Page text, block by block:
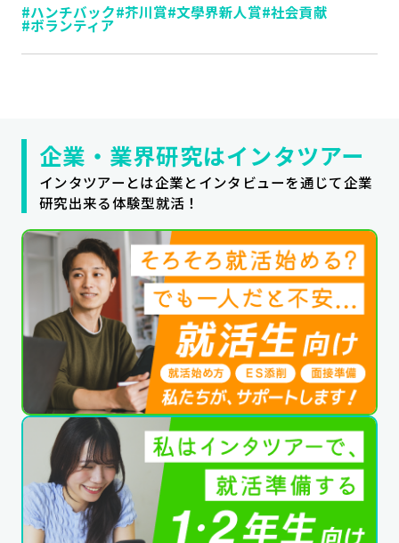
インタツアー活用法
LINE登録
お問い合わせ
プライバシーポリシー
公式SNSはこちら
#ハンチバック#芥川賞#文學界新人賞#社会貢献
#ボランティア
企業・業界研究はインタツアー
インタツアーとは企業とインタビューを通じて企業
研究出来る体験型就活！